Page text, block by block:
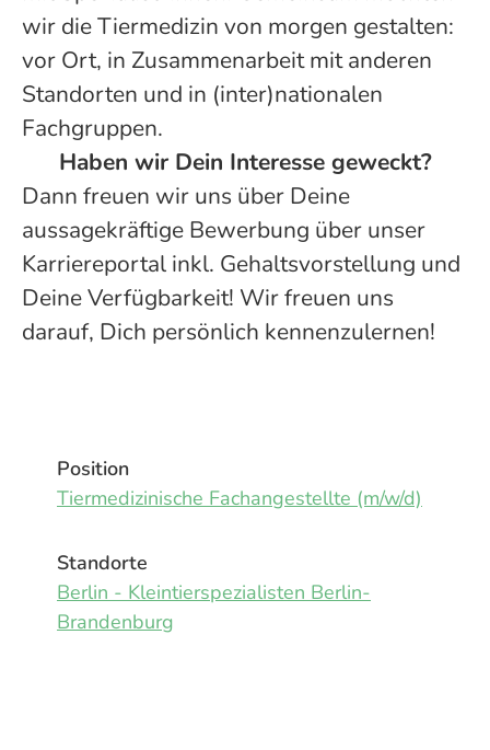
wir die Tiermedizin von morgen gestalten:
vor Ort, in Zusammenarbeit mit anderen
Standorten und in (inter)nationalen
Fachgruppen.
Haben wir Dein Interesse geweckt?
Dann freuen wir uns über Deine
aussagekräftige Bewerbung über unser
Karriereportal inkl. Gehaltsvorstellung und
Deine Verfügbarkeit! Wir freuen uns
darauf, Dich persönlich kennenzulernen!
Position
Tiermedizinische Fachangestellte (m/w/d)
Standorte
Berlin - Kleintierspezialisten Berlin-
Brandenburg